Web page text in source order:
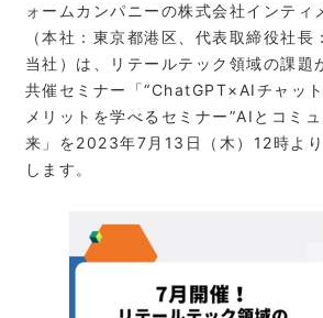
ォームカンパニーの株式会社インティ
（本社：東京都港区、代表取締役社
当社）は、リテールテック領域の課題
共催セミナー「“ChatGPT×AIチャッ
メリットを学べるセミナー”AIとコミ
来」を2023年7月13日（木）12時よ
します。